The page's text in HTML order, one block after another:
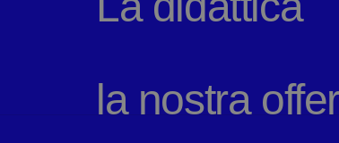
la nostra